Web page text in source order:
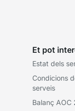
Et pot
Estat dels
Condicions
serveis
Balanç AOC